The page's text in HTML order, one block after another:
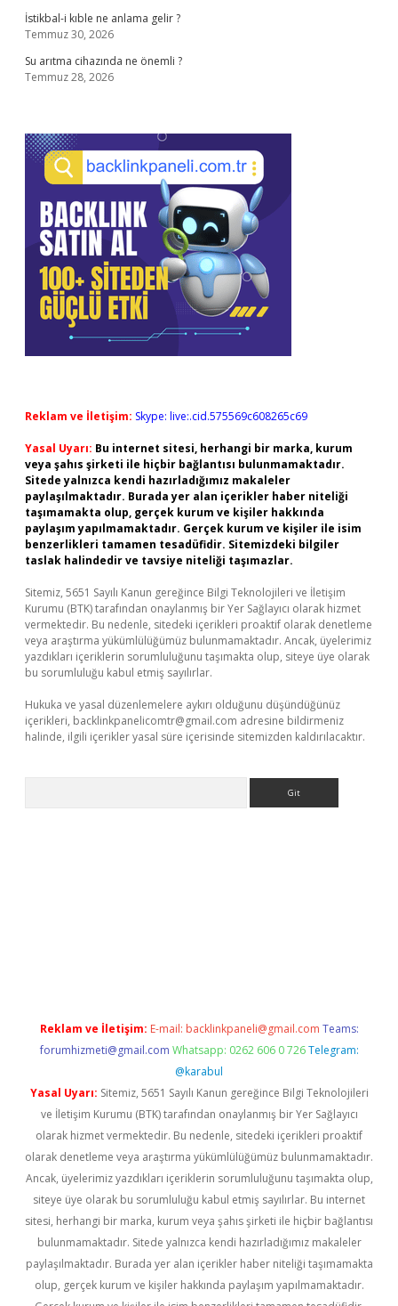
İstikbal-i kıble ne anlama gelir ?
Temmuz 30, 2026
Su arıtma cihazında ne önemli ?
Temmuz 28, 2026
Reklam ve İletişim: Skype: live:.cid.575569c608265c69
Yasal Uyarı: Bu internet sitesi, herhangi bir marka, kurum
veya şahıs şirketi ile hiçbir bağlantısı bulunmamaktadır.
Sitede yalnızca kendi hazırladığımız makaleler
paylaşılmaktadır. Burada yer alan içerikler haber niteliği
taşımamakta olup, gerçek kurum ve kişiler hakkında
paylaşım yapılmamaktadır. Gerçek kurum ve kişiler ile isim
benzerlikleri tamamen tesadüfidir. Sitemizdeki bilgiler
taslak halindedir ve tavsiye niteliği taşımazlar.
Sitemiz, 5651 Sayılı Kanun gereğince Bilgi Teknolojileri ve İletişim
Kurumu (BTK) tarafından onaylanmış bir Yer Sağlayıcı olarak hizmet
vermektedir. Bu nedenle, sitedeki içerikleri proaktif olarak denetleme
veya araştırma yükümlülüğümüz bulunmamaktadır. Ancak, üyelerimiz
yazdıkları içeriklerin sorumluluğunu taşımakta olup, siteye üye olarak
bu sorumluluğu kabul etmiş sayılırlar.
Hukuka ve yasal düzenlemelere aykırı olduğunu düşündüğünüz
içerikleri, backlinkpanelicomtr@gmail.com adresine bildirmeniz
halinde, ilgili içerikler yasal süre içerisinde sitemizden kaldırılacaktır.
Reklam ve İletişim: E-mail: backlinkpaneli@gmail.com Teams:
forumhizmeti@gmail.com Whatsapp: 0262 606 0 726 Telegram:
@karabul
Yasal Uyarı: Sitemiz, 5651 Sayılı Kanun gereğince Bilgi Teknolojileri
ve İletişim Kurumu (BTK) tarafından onaylanmış bir Yer Sağlayıcı
olarak hizmet vermektedir. Bu nedenle, sitedeki içerikleri proaktif
olarak denetleme veya araştırma yükümlülüğümüz bulunmamaktadır.
Ancak, üyelerimiz yazdıkları içeriklerin sorumluluğunu taşımakta olup,
siteye üye olarak bu sorumluluğu kabul etmiş sayılırlar. Bu internet
sitesi, herhangi bir marka, kurum veya şahıs şirketi ile hiçbir bağlantısı
bulunmamaktadır. Sitede yalnızca kendi hazırladığımız makaleler
paylaşılmaktadır. Burada yer alan içerikler haber niteliği taşımamakta
olup, gerçek kurum ve kişiler hakkında paylaşım yapılmamaktadır.